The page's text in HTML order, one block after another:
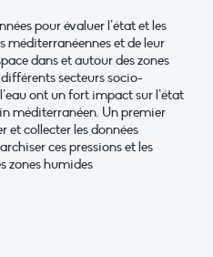
pour évaluer l’état et les
méditerranéennes et de leur
dans et autour des zones
secteurs socio-
ont un fort impact sur l’état
méditerranéen. Un premier
et collecter les données
ces pressions et les
zones humides